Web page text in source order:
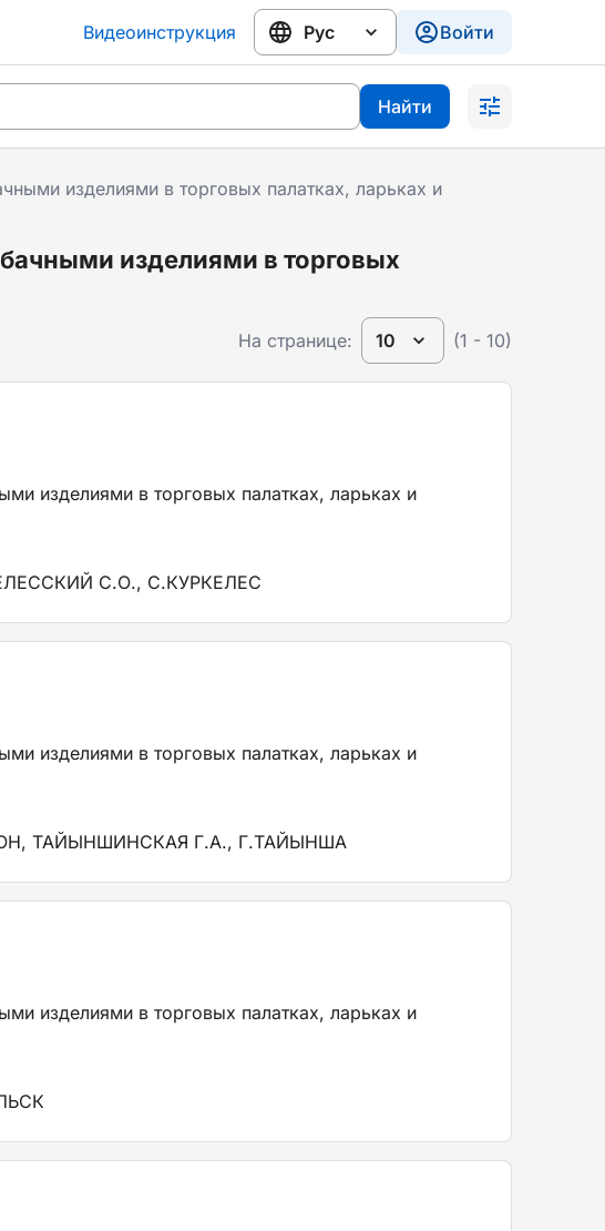
Видеоинструкция Войти
Найти
изделиями в торговых палатках, ларьках и
изделиями в торговых
На странице: 10 (1 - 10)
изделиями в торговых палатках, ларьках и
С.О., С.КУРКЕЛЕС
изделиями в торговых палатках, ларьках и
ТАЙЫНШИНСКАЯ Г.А., Г.ТАЙЫНША
изделиями в торговых палатках, ларьках и